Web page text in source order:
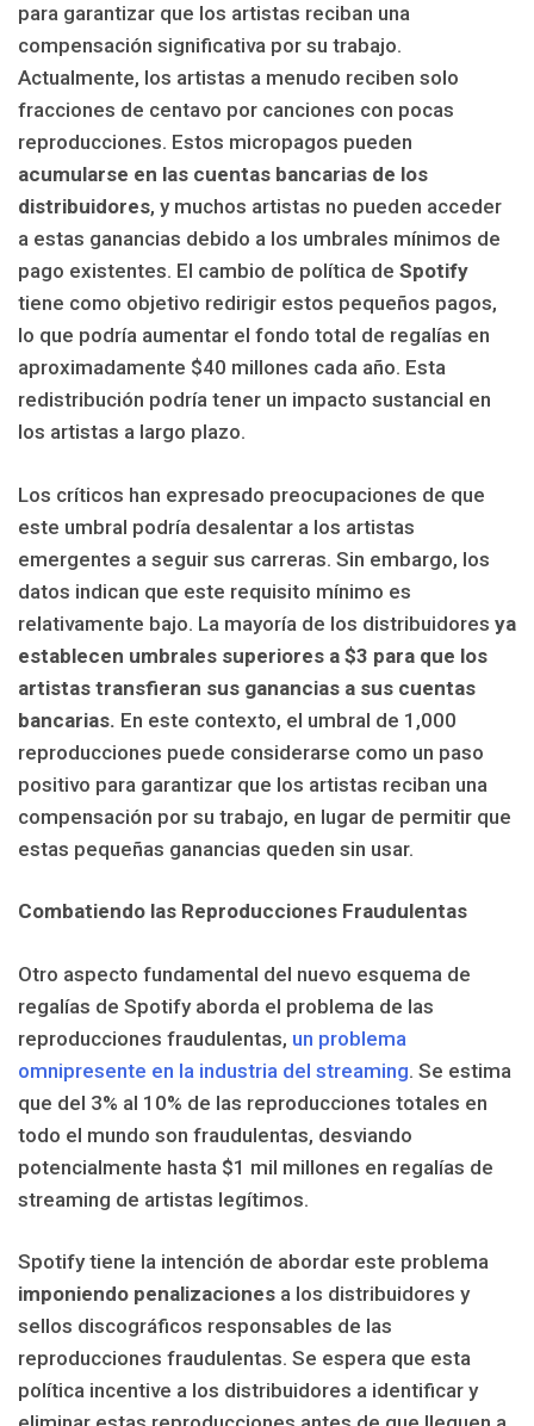
para garantizar que los artistas reciban una
compensación significativa por su trabajo.
Actualmente, los artistas a menudo reciben solo
fracciones de centavo por canciones con pocas
reproducciones. Estos micropagos pueden
acumularse en las cuentas bancarias de los
distribuidores, y muchos artistas no pueden acceder
a estas ganancias debido a los umbrales mínimos de
pago existentes. El cambio de política de Spotify
tiene como objetivo redirigir estos pequeños pagos,
lo que podría aumentar el fondo total de regalías en
aproximadamente $40 millones cada año. Esta
redistribución podría tener un impacto sustancial en
los artistas a largo plazo.
Los críticos han expresado preocupaciones de que
este umbral podría desalentar a los artistas
emergentes a seguir sus carreras. Sin embargo, los
datos indican que este requisito mínimo es
relativamente bajo. La mayoría de los distribuidores ya
establecen umbrales superiores a $3 para que los
artistas transfieran sus ganancias a sus cuentas
bancarias. En este contexto, el umbral de 1,000
reproducciones puede considerarse como un paso
positivo para garantizar que los artistas reciban una
compensación por su trabajo, en lugar de permitir que
estas pequeñas ganancias queden sin usar.
Combatiendo las Reproducciones Fraudulentas
Otro aspecto fundamental del nuevo esquema de
regalías de Spotify aborda el problema de las
reproducciones fraudulentas, un problema
omnipresente en la industria del streaming. Se estima
que del 3% al 10% de las reproducciones totales en
todo el mundo son fraudulentas, desviando
potencialmente hasta $1 mil millones en regalías de
streaming de artistas legítimos.
Spotify tiene la intención de abordar este problema
imponiendo penalizaciones a los distribuidores y
sellos discográficos responsables de las
reproducciones fraudulentas. Se espera que esta
política incentive a los distribuidores a identificar y